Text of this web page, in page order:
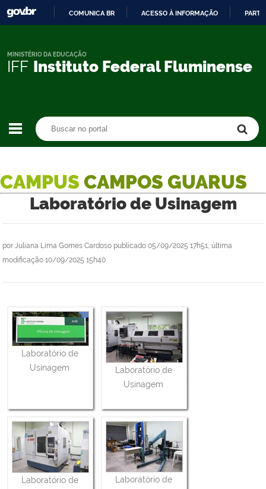
CONTEÚDO
COMUNICA BR ACESSO À INFORMAÇÃO
IFF Instituto Federal Fluminense
MINISTÉRIO DA EDUCAÇÃO
CAMPUS CAMPOS GUARUS
Laboratório de Usinagem
por Juliana Lima Gomes Cardoso publicado 05/09/2025 17h51, última
modificação 10/09/2025 15h40
Laboratório de
Usinagem
Laboratório de
Usinagem
Laboratório de
Laboratório de